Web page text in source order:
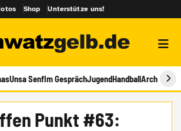
Shop Unterstütze uns!
Unsa SenfIm GesprächJugendHandballArchiv
Punkt #63: